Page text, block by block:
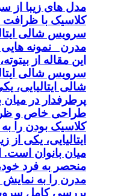
مدل های زیبا از
کلاسیک با
سرویس شالی
مدرن نمونه هایی
این مقاله از
سرویس شالی
شالی ایتالیایی،
پرطرفدار در
طراحی خاص و
کلاسیک بودن را
ایتالیایی، یکی
میان بانوان
منحصر به فرد
مدرن را به نمایش
بررسی کامل